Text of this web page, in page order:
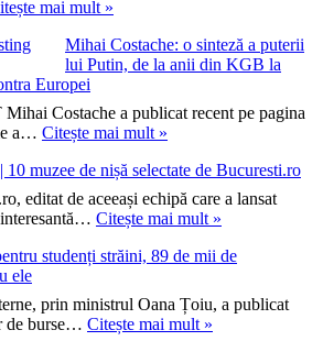
artistică
mai mult »
pentru
interzicerea
Germania
Mihai Costache: o sinteză a puterii
lui Putin, de la anii din KGB la
Europei
Costache a publicat recent pe pagina
a… Citește mai mult »
o
sinteză
a
puterii
lui
Putin,
la
anii
10 muzee de nișă selectate de Bucuresti.ro
editat de aceeași echipă care a lansat
Citește mai mult »
10
nișă
studenți străini, 89 de mii de
ele
prin ministrul Oana Țoiu, a publicat
de burse… Citește mai mult »